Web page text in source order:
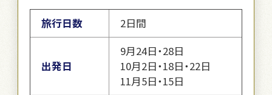
旅行日数 2日間
出発日
9月24日・28日
10月2日・18日・22日
11月5日・15日